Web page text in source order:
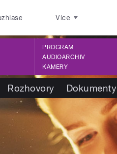
Více
PROGRAM
AUDIOARCHIV
KAMERY
Rozhovory Dokumenty